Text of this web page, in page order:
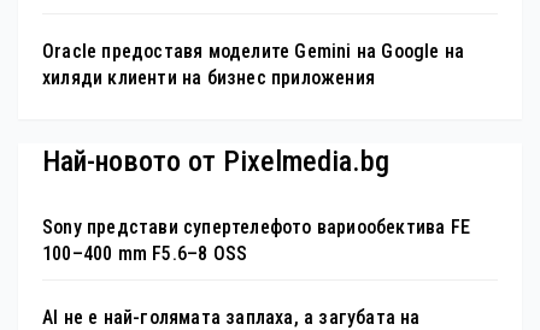
Oracle предоставя моделите Gemini на Google на
хиляди клиенти на бизнес приложения
Най-новото от Pixelmedia.bg
Sony представи супертелефото вариообектива FE
100–400 mm F5.6–8 OSS
AI не е най-голямата заплаха, а загубата на